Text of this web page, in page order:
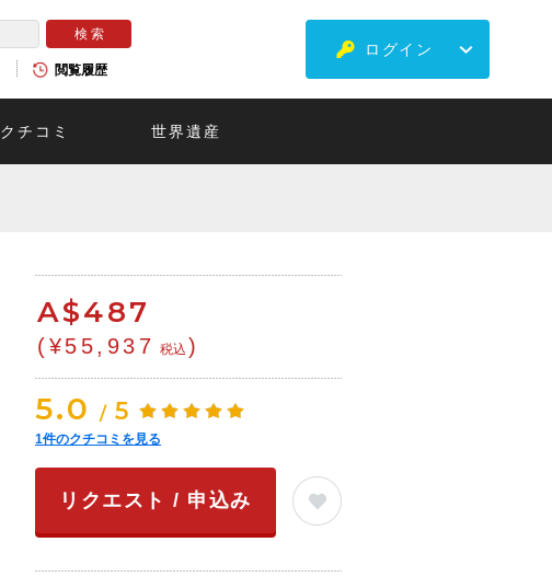
閲覧履歴
ログイン
クチコミ 世界遺産
A$487
(¥55,937 税込 )
5.0 / 5
1件のクチコミを見る
リクエスト / 申込み